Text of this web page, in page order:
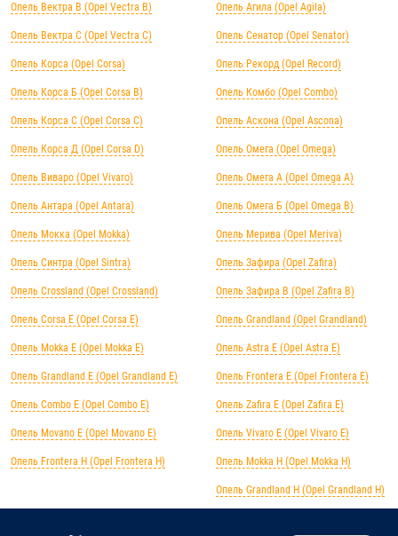
Опель Вектра B (Opel Vectra B)
Опель Вектра C (Opel Vectra C)
Опель Корса (Opel Corsa)
Опель Корса Б (Opel Corsa B)
Опель Корса С (Opel Corsa C)
Опель Корса Д (Opel Corsa D)
Опель Виваро (Opel Vivaro)
Опель Антара (Opel Antara)
Опель Мокка (Opel Mokka)
Опель Синтра (Opel Sintra)
Опель Crossland (Opel Crossland)
Опель Corsa E (Opel Corsa E)
Опель Mokka E (Opel Mokka E)
Опель Grandland E (Opel Grandland E)
Опель Combo E (Opel Combo E)
Опель Movano E (Opel Movano E)
Опель Frontera H (Opel Frontera H)
Опель Агила (Opel Agila)
Опель Сенатор (Opel Senator)
Опель Рекорд (Opel Record)
Опель Комбо (Opel Combo)
Опель Аскона (Opel Ascona)
Опель Омега (Opel Omega)
Опель Омега А (Opel Omega A)
Опель Омега Б (Opel Omega B)
Опель Мерива (Opel Meriva)
Опель Зафира (Opel Zafira)
Опель Зафира B (Opel Zafira B)
Опель Grandland (Opel Grandland)
Опель Astra E (Opel Astra E)
Опель Frontera E (Opel Frontera E)
Опель Zafira E (Opel Zafira E)
Опель Vivaro E (Opel Vivaro E)
Опель Mokka H (Opel Mokka H)
Опель Grandland H (Opel Grandland H)